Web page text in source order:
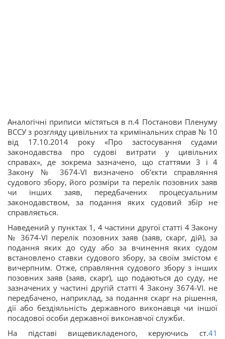
Аналогічні приписи містяться в п.4 Постанови Пленуму
ВССУ з розгляду цивільних та кримінальних справ № 10
від 17.10.2014 року «Про застосування судами
законодавства про судові витрати у цивільних
справах», де зокрема зазначено, що статтями 3 і 4
Закону № 3674-VІ визначено об’єкти справляння
судового збору, його розміри та перелік позовних заяв
чи інших заяв, передбачених процесуальним
законодавством, за подання яких судовий збір не
справляється.
Наведений у пунктах 1, 4 частини другої статті 4 Закону
№ 3674-VІ перелік позовних заяв (заяв, скарг, дій), за
подання яких до суду або за вчинення яких судом
встановлено ставки судового збору, за своїм змістом є
вичерпним. Отже, справляння судового збору з інших
позовних заяв (заяв, скарг), що подаються до суду, не
зазначених у частині другій статті 4 Закону 3674-VІ. не
передбачено, наприклад, за подання скарг на рішення,
дії або бездіяльність державного виконавця чи іншої
посадової особи державної виконавчої служби.
На підставі вищевикладеного, керуючись ст.41